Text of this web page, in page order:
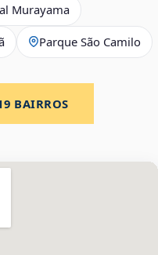
Murayama
Parque São Camilo
BAIRROS